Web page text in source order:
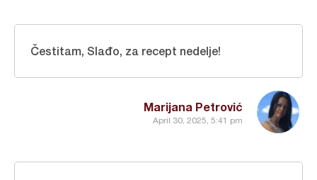
Marijana Petrović
April 30, 2025, 5:41 pm
Čestitam, Slađo, za recept nedelje!